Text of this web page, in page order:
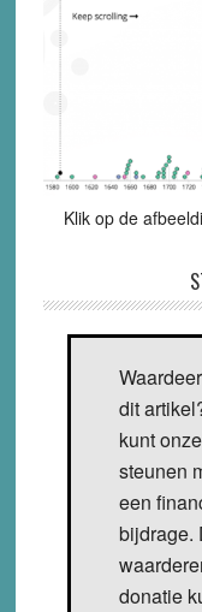
Klik op de
dit
kunt
steunen
een
bijdrage.
donatie